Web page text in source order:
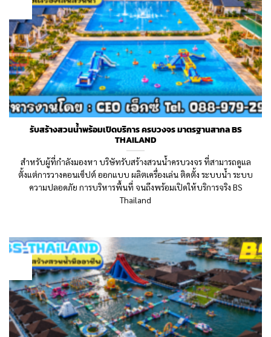
รับสร้างสวนน้ำพร้อมเปิดบริการ ครบวงจร มาตรฐานสากล BS
THAILAND
สำหรับผู้ที่กำลังมองหา บริษัทรับสร้างสวนน้ำครบวงจร ที่สามารถดูแล
ตั้งแต่การวางคอนเซ็ปต์ ออกแบบ ผลิตเครื่องเล่น ติดตั้ง ระบบน้ำ ระบบ
ความปลอดภัย การบริหารพื้นที่ จนถึงพร้อมเปิดให้บริการจริง BS
Thailand